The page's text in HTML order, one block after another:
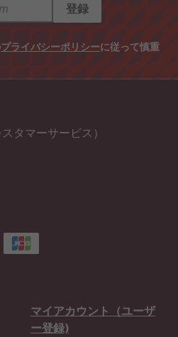
登録
プライバシーポリシーに従って慎重
タマーサービス）
マイアカウント（ユーザ
ー登録)